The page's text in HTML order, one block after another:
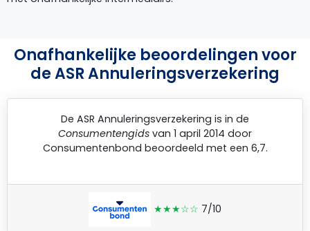
Onafhankelijke beoordelingen voor
de ASR Annuleringsverzekering
De ASR Annuleringsverzekering is in de
Consumentengids van 1 april 2014 door
Consumentenbond beoordeeld met een 6,7.
★★★☆☆ 7/10